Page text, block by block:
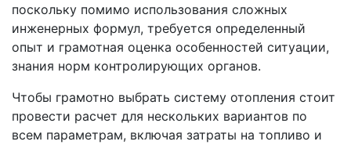
поскольку помимо использования сложных
инженерных формул, требуется определенный
опыт и грамотная оценка особенностей ситуации,
знания норм контролирующих органов.
Чтобы грамотно выбрать систему отопления стоит
провести расчет для нескольких вариантов по
всем параметрам, включая затраты на топливо и